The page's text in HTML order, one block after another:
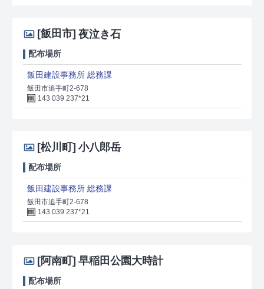
[飯田市] 夜泣き石
配布場所
飯田建設事務所 総務課
飯田市追手町2-678
143 039 237*21
[松川町] 小八郎岳
配布場所
飯田建設事務所 総務課
飯田市追手町2-678
143 039 237*21
[阿南町] 早稲田公園大時計
配布場所